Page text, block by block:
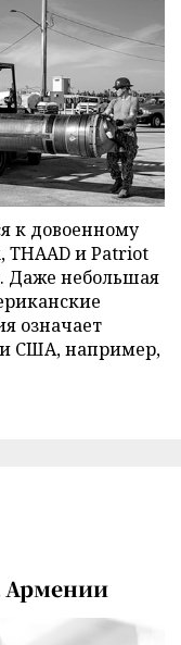
к довоенному
THAAD и Patriot
Даже небольшая
означает
США, например,
Армении